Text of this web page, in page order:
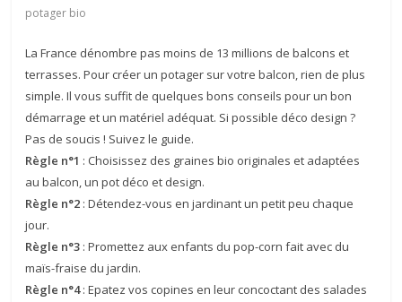
potager bio
La France dénombre pas moins de 13 millions de balcons et
terrasses. Pour créer un potager sur votre balcon, rien de plus
simple. Il vous suffit de quelques bons conseils pour un bon
démarrage et un matériel adéquat. Si possible déco design ?
Pas de soucis ! Suivez le guide.
Règle n°1 : Choisissez des graines bio originales et adaptées
au balcon, un pot déco et design.
Règle n°2 : Détendez-vous en jardinant un petit peu chaque
jour.
Règle n°3 : Promettez aux enfants du pop-corn fait avec du
maïs-fraise du jardin.
Règle n°4: Epatez vos copines en leur concoctant des salades